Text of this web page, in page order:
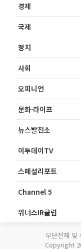
경제
국제
정치
사회
오피니언
문화·라이프
뉴스발전소
이투데이TV
스페셜리포트
Channel 5
위너스IR클럽
무단전재 및
Copyright